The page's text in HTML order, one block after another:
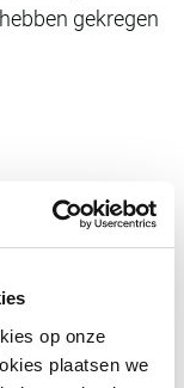
op onze
plaatsen we
gekregen